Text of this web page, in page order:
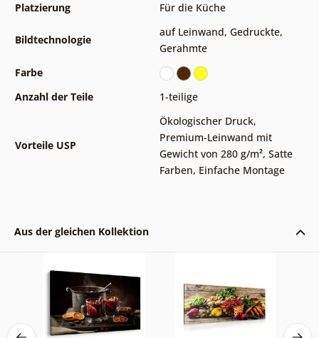
Platzierung
Für die Küche
Bildtechnologie
auf Leinwand, Gedruckte,
Gerahmte
Farbe
Anzahl der Teile
1-teilige
Vorteile USP
Ökologischer Druck,
Premium-Leinwand mit
Gewicht von 280 g/m², Satte
Farben, Einfache Montage
Aus der gleichen Kollektion